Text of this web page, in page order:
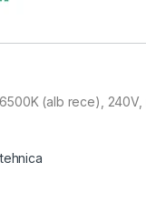
(alb rece), 240V,